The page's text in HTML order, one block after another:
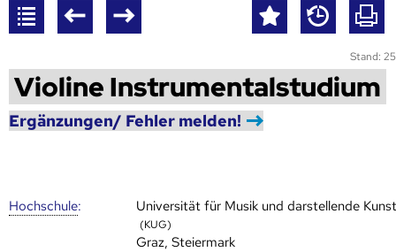
Stand:
Violine Instrumentalstudium
Ergänzungen/ Fehler melden!
Hoch­schule: Universität für Musik und darstellende
(KUG)
Graz, Steiermark